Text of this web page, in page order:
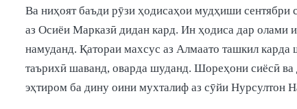
Ва ниҳоят баъди рӯзи ҳодисаҳои мудҳиши
аз Осиёи Марказӣ дидан кард. Ин ҳодиса дар олами
намуданд. Қатораи махсус аз Алмаато ташкил карда
таърихӣ шаванд, оварда шуданд. Шореҳони сиёсӣ
эҳтиром ба дину оини мухталиф аз сӯйи Нурсултон